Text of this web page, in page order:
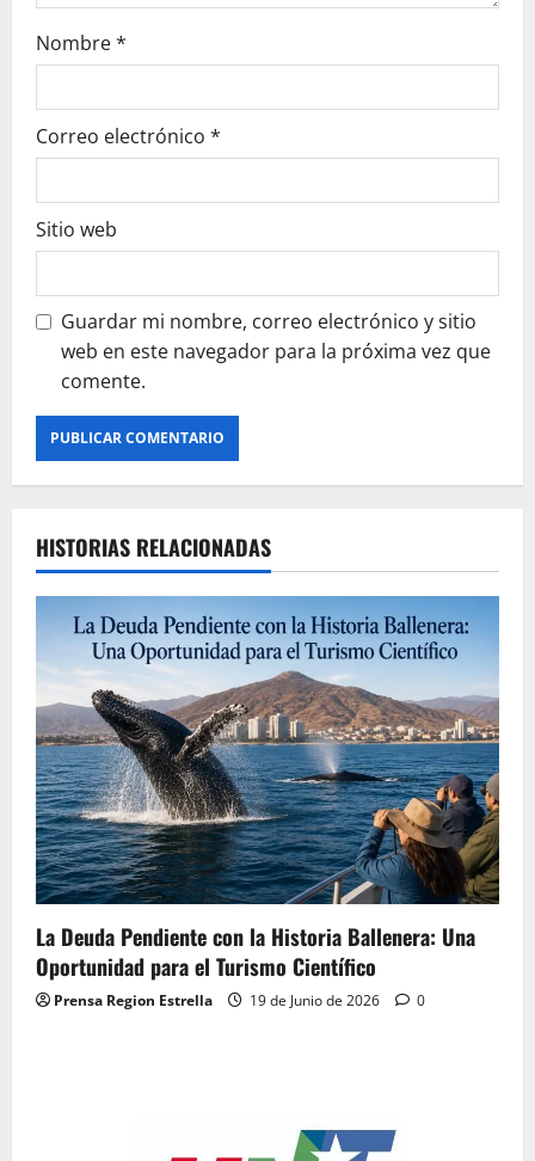
Nombre*
Correo electrónico *
Sitio web
Guardar mi nombre, correo electrónico y sitio
web en este navegador para la próxima vez que
comente.
HISTORIAS RELACIONADAS
La Deuda Pendiente con la Historia Ballenera: Una
Oportunidad para el Turismo Científico
Prensa Region Estrella 19 de Junio de 2026 0